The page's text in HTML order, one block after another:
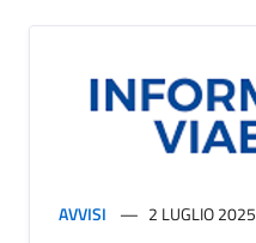
AVVISI 2 LUGLIO 2025